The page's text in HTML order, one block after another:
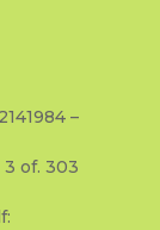
–
of. 303